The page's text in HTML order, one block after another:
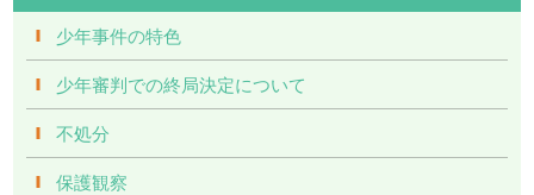
少年事件の特色
少年審判での終局決定について
不処分
保護観察